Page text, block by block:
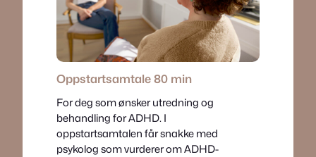
Oppstartsamtale 80 min
For deg som ønsker utredning og
behandling for ADHD. I
oppstartsamtalen får snakke med
psykolog som vurderer om ADHD-